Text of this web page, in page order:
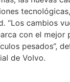
“Los cambios
con el mejor
pesados”,
de Volvo.